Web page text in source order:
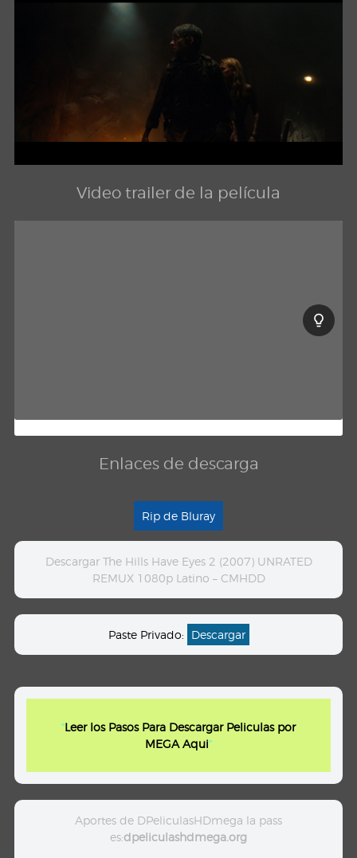
Video trailer de la película
Enlaces de descarga
Rip de Bluray
Descargar The Hills Have Eyes 2 (2007) UNRATED
REMUX 1080p Latino – CMHDD
Paste Privado: Descargar
"Leer los Pasos Para Descargar Peliculas por
MEGA Aqui"
Aportes de DPeliculasHDmega la pass
es:dpeliculashdmega.org